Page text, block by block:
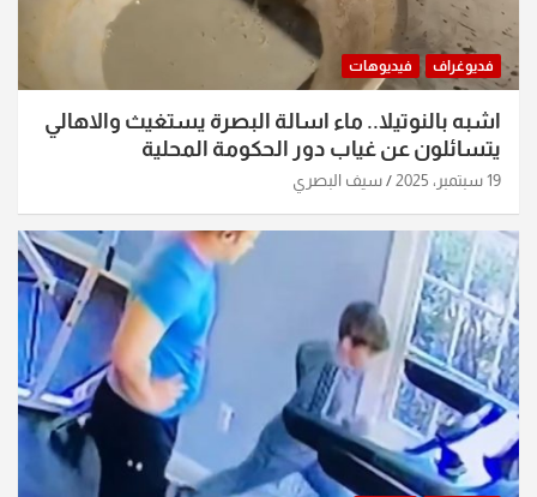
فديوغراف فيديوهات
اشبه بالنوتيلا.. ماء اسالة البصرة يستغيث والاهالي
يتسائلون عن غياب دور الحكومة المحلية
19 سبتمبر، 2025 سيف البصري